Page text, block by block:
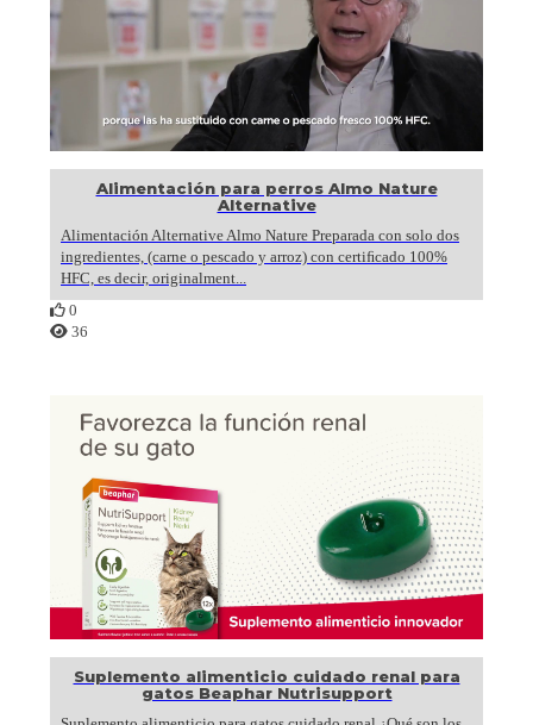
Alimentación para perros Almo Nature
Alternative
Alimentación Alternative Almo Nature Preparada con solo dos
ingredientes, (carne o pescado y arroz) con certiﬁcado 100%
HFC, es decir, originalment...
0
36
Suplemento alimenticio cuidado renal para
gatos Beaphar Nutrisupport